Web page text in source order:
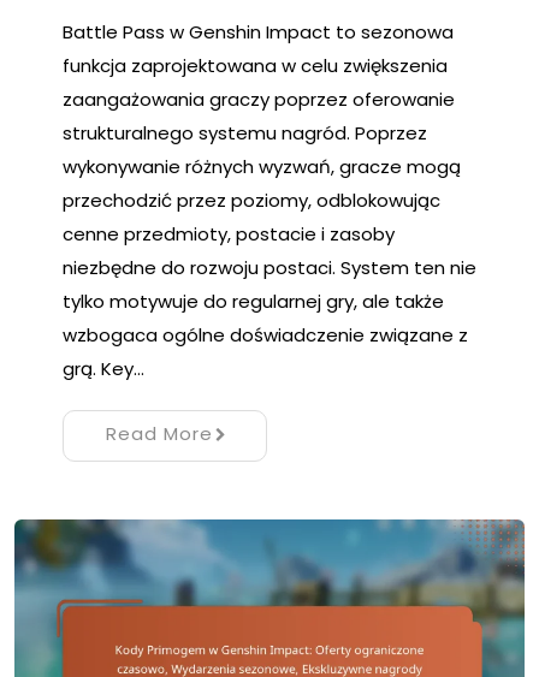
Battle Pass w Genshin Impact to sezonowa
funkcja zaprojektowana w celu zwiększenia
zaangażowania graczy poprzez oferowanie
strukturalnego systemu nagród. Poprzez
wykonywanie różnych wyzwań, gracze mogą
przechodzić przez poziomy, odblokowując
cenne przedmioty, postacie i zasoby
niezbędne do rozwoju postaci. System ten nie
tylko motywuje do regularnej gry, ale także
wzbogaca ogólne doświadczenie związane z
grą. Key…
Read More